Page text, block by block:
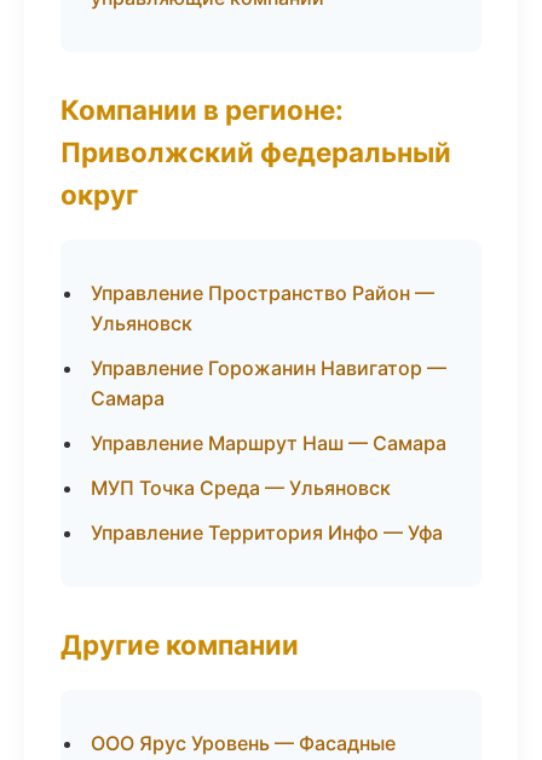
Компании в регионе:
Приволжский федеральный
округ
Управление Пространство Район —
Ульяновск
Управление Горожанин Навигатор —
Самара
Управление Маршрут Наш — Самара
МУП Точка Среда — Ульяновск
Управление Территория Инфо — Уфа
Другие компании
ООО Ярус Уровень — Фасадные